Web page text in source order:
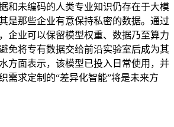
和未编码的人类专业知识仍存在于大模
是那些企业有意保持私密的数据。通过
企业可以保留模型权重、数据乃至算力
免将专有数据交给前沿实验室后成为其
方面表示，该模型已投入日常使用，并
需求定制的“差异化智能”将是未来方